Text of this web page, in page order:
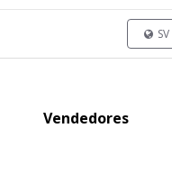
SV
Vendedores